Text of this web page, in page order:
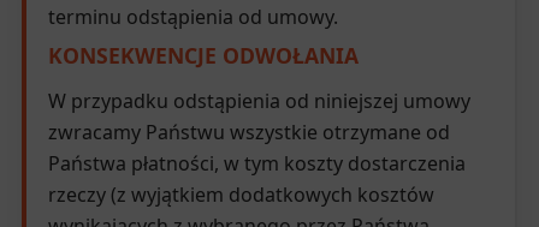
terminu odstąpienia od umowy.
KONSEKWENCJE ODWOŁANIA
W przypadku odstąpienia od niniejszej umowy
zwracamy Państwu wszystkie otrzymane od
Państwa płatności, w tym koszty dostarczenia
rzeczy (z wyjątkiem dodatkowych kosztów